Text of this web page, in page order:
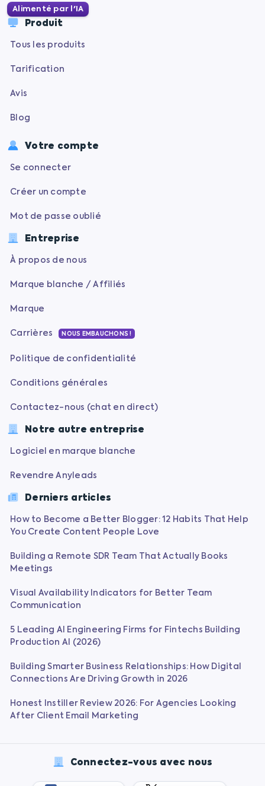
Alimenté par l'IA
Produit
Tous les produits
Tarification
Avis
Blog
Votre compte
Se connecter
Créer un compte
Mot de passe oublié
Entreprise
À propos de nous
Marque blanche / Affiliés
Marque
Carrières NOUS EMBAUCHONS !
Politique de confidentialité
Conditions générales
Contactez-nous (chat en direct)
Notre autre entreprise
Logiciel en marque blanche
Revendre Anyleads
Derniers articles
How to Become a Better Blogger: 12 Habits That Help
You Create Content People Love
Building a Remote SDR Team That Actually Books
Meetings
Visual Availability Indicators for Better Team
Communication
5 Leading AI Engineering Firms for Fintechs Building
Production AI (2026)
Building Smarter Business Relationships: How Digital
Connections Are Driving Growth in 2026
Honest Instiller Review 2026: For Agencies Looking
After Client Email Marketing
Connectez-vous avec nous